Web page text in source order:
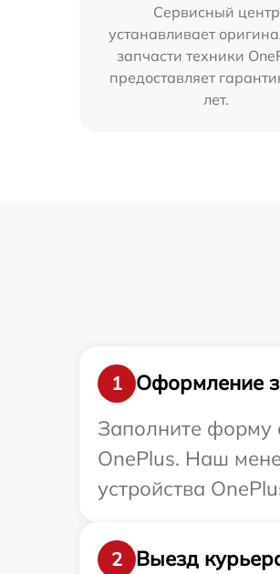
Сервисный центр
устанавливает
запчасти техники
предоставляет
лет.
1
Оформление
Заполните форму
OnePlus. Наш
устройства
2
Выезд